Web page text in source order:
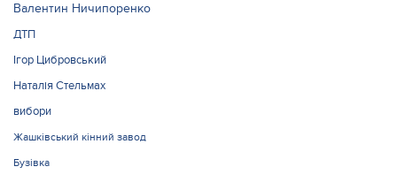
Валентин Ничипоренко
ДТП
Ігор Цибровський
Наталія Стельмах
вибори
Жашківський кінний завод
Бузівка